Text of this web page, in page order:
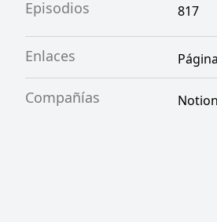
Episodios 817
Enlaces
Compañías